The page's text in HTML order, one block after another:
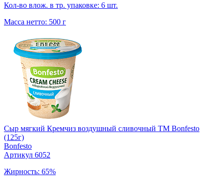
Кол-во влож. в тр. упаковке: 6 шт.
Масса нетто: 500 г
Сыр мягкий Кремчиз воздушный сливочный ТМ Bonfesto
(125г)
Bonfesto
Артикул 6052
Жирность: 65%